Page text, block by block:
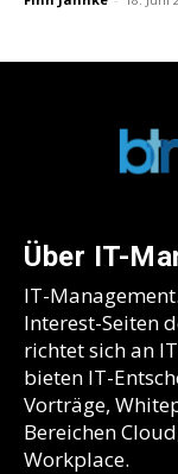
Über IT-
IT-
Interest-Seiten
richtet sich an
bieten IT-
Vorträge,
Bereichen
Workplace.